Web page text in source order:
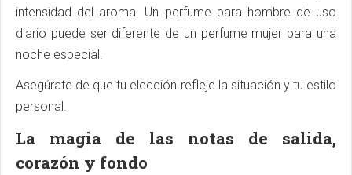
intensidad del aroma. Un perfume para hombre de uso
diario puede ser diferente de un perfume mujer para una
noche especial.
Asegúrate de que tu elección refleje la situación y tu estilo
personal.
La magia de las notas de salida,
corazón y fondo